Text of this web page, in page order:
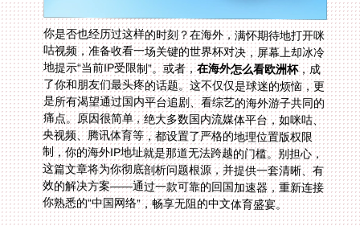
你是否也经历过这样的时刻？在海外，满怀期待地打开咪
咕视频，准备收看一场关键的世界杯对决，屏幕上却冰冷
地提示“当前IP受限制”。或者，在海外怎么看欧洲杯，成
了你和朋友们最头疼的话题。这不仅仅是球迷的烦恼，更
是所有渴望通过国内平台追剧、看综艺的海外游子共同的
痛点。原因很简单，绝大多数国内流媒体平台，如咪咕、
央视频、腾讯体育等，都设置了严格的地理位置版权限
制，你的海外IP地址就是那道无法跨越的门槛。别担心，
这篇文章将为你彻底剖析问题根源，并提供一套清晰、有
效的解决方案——通过一款可靠的回国加速器，重新连接
你熟悉的“中国网络”，畅享无阻的中文体育盛宴。